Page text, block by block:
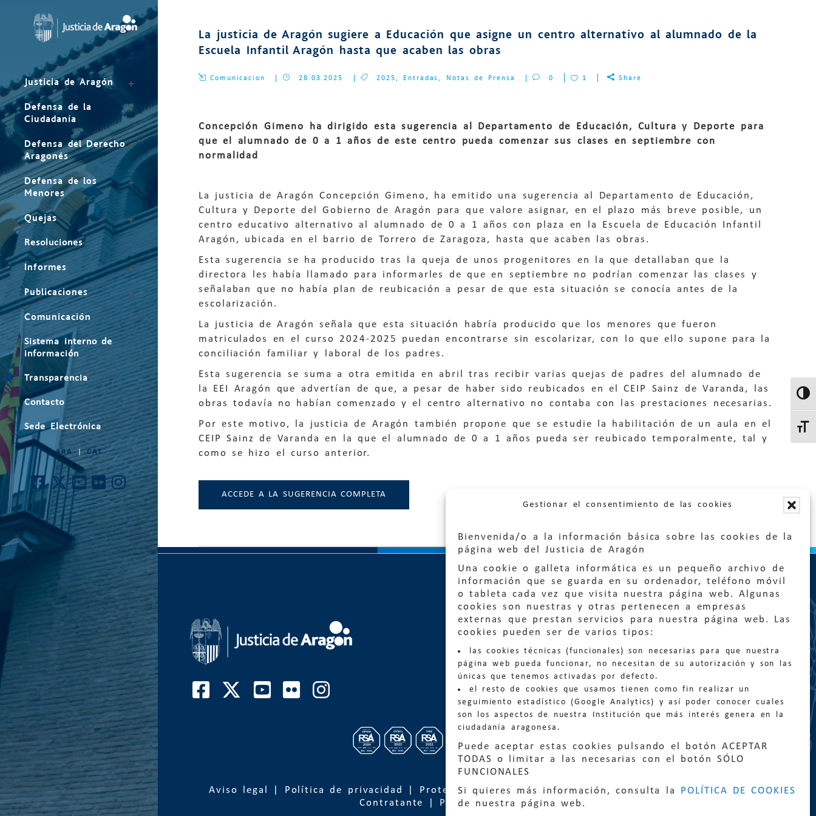
Gestionar el consentimiento de las cookies
Bienvenida/o a la información básica sobre las cookies de la
página web del Justicia de Aragón
Una cookie o galleta informática es un pequeño archivo de
información que se guarda en su ordenador, teléfono móvil
o tableta cada vez que visita nuestra página web. Algunas
cookies son nuestras y otras pertenecen a empresas
externas que prestan servicios para nuestra página web. Las
cookies pueden ser de varios tipos:
las cookies técnicas (funcionales) son necesarias para que nuestra
página web pueda funcionar, no necesitan de su autorización y son las
únicas que tenemos activadas por defecto.
el resto de cookies que usamos tienen como fin realizar un
seguimiento estadístico (Google Analytics) y así poder conocer cuales
son los aspectos de nuestra Institución que más interés genera en la
ciudadanía aragonesa.
Puede aceptar estas cookies pulsando el botón ACEPTAR
TODAS o limitar a las necesarias con el botón SÓLO
FUNCIONALES
Si quieres más información, consulta la
POLÍTICA DE COOKIES
de nuestra página web.
Justicia de Aragón
Defensa de la
Ciudadanía
Defensa del Derecho
Aragonés
Defensa de los
Menores
Quejas
Resoluciones
Informes
Publicaciones
Comunicación
Sistema interno de
información
Transparencia
Contacto
Sede Electrónica
ARA|CAT
La justicia de Aragón sugiere a Educación que asigne un centro alternativo al alumnado de la
Escuela Infantil Aragón hasta que acaben las obras
Comunicacion 28.03.2025 2025 , Entradas , Notas de Prensa 0 1 Share
Concepción Gimeno ha dirigido esta sugerencia al Departamento de Educación, Cultura y Deporte para
que el alumnado de 0 a 1 años de este centro pueda comenzar sus clases en septiembre con
normalidad
La justicia de Aragón Concepción Gimeno, ha emitido una sugerencia al Departamento de Educación,
Cultura y Deporte del Gobierno de Aragón para que valore asignar, en el plazo más breve posible, un
centro educativo alternativo al alumnado de 0 a 1 años con plaza en la Escuela de Educación Infantil
Aragón, ubicada en el barrio de Torrero de Zaragoza, hasta que acaben las obras.
Esta sugerencia se ha producido tras la queja de unos progenitores en la que detallaban que la
directora les había llamado para informarles de que en septiembre no podrían comenzar las clases y
señalaban que no había plan de reubicación a pesar de que esta situación se conocía antes de la
escolarización.
La justicia de Aragón señala que esta situación habría producido que los menores que fueron
matriculados en el curso 2024-2025 puedan encontrarse sin escolarizar, con lo que ello supone para la
conciliación familiar y laboral de los padres.
Esta sugerencia se suma a otra emitida en abril tras recibir varias quejas de padres del alumnado de
la EEI Aragón que advertían de que, a pesar de haber sido reubicados en el CEIP Sainz de Varanda, las
obras todavía no habían comenzado y el centro alternativo no contaba con las prestaciones necesarias.
Por este motivo, la justicia de Aragón también propone que se estudie la habilitación de un aula en el
CEIP Sainz de Varanda en la que el alumnado de 0 a 1 años pueda ser reubicado temporalmente, tal y
como se hizo el curso anterior.
ACCEDE A LA SUGERENCIA COMPLETA
Quejas:quejas@eljusticiadearagon.es
Información general:
informacion@eljusticiadearagon.es
Teléfonos: 900 210 210/ 976 399 354
Aviso legal Política de privacidad Protección de Datos| Declaración de accesibilidad|Perfil del
Contratante
Política de cookies | Mapa web